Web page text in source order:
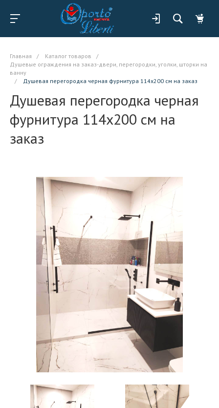
Главная / Каталог товаров
/
Душевые ограждения на заказ-двери, перегородки, уголки, шторки на
ванну
/
Душевая перегородка черная фурнитура 114x200 см на заказ
Душевая перегородка черная
фурнитура 114x200 см на
заказ